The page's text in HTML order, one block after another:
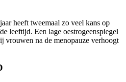
heeft tweemaal zo veel kans op
leeftijd. Een lage oestrogeenspiegel
vrouwen na de menopauze verhoogt